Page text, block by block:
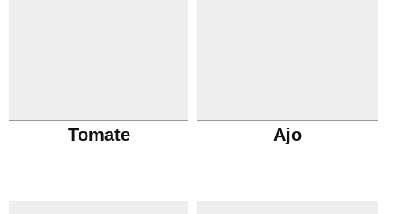
Tomate Ajo